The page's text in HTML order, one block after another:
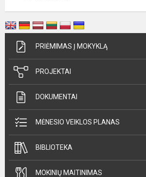
PRIĖMIMAS Į MOKYKLĄ
PROJEKTAI
DOKUMENTAI
MĖNESIO VEIKLOS PLANAS
BIBLIOTEKA
MOKINIŲ MAITINIMAS